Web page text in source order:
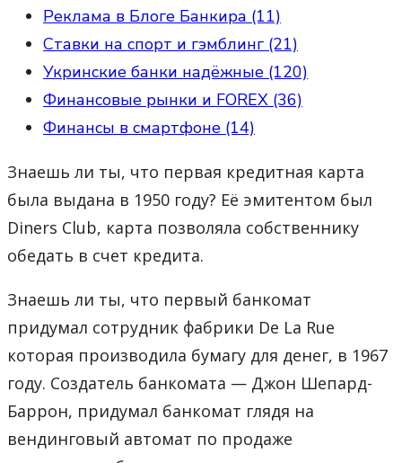
Реклама в Блоге Банкира (11)
Ставки на спорт и гэмблинг (21)
Укринские банки надёжные (120)
Финансовые рынки и FOREX (36)
Финансы в смартфоне (14)
Знаешь ли ты, что первая кредитная карта
была выдана в 1950 году? Её эмитентом был
Diners Club, карта позволяла собственнику
обедать в счет кредита.
Знаешь ли ты, что первый банкомат
придумал сотрудник фабрики De La Rue
которая производила бумагу для денег, в 1967
году. Создатель банкомата — Джон Шепард-
Баррон, придумал банкомат глядя на
вендинговый автомат по продаже